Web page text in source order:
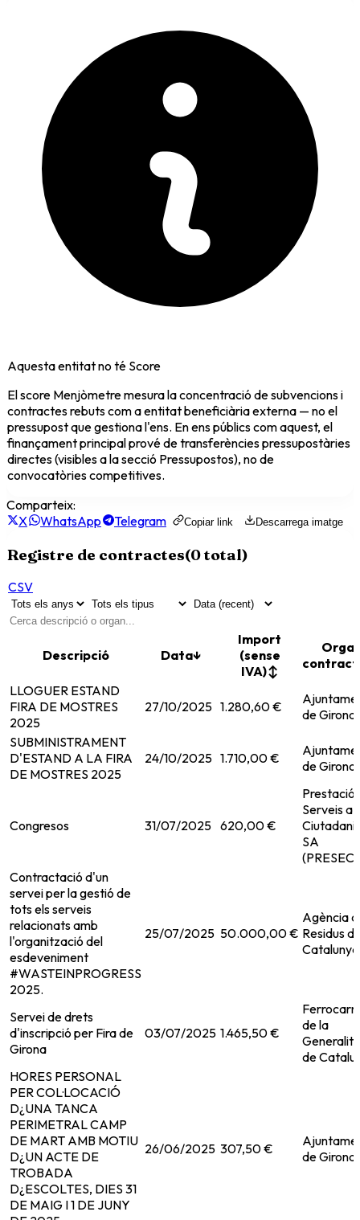
Aquesta entitat no té Score
El score Menjòmetre mesura la concentració de subvencions i
contractes rebuts com a entitat beneficiària externa — no el
pressupost que gestiona l'ens. En ens públics com aquest, el
finançament principal prové de transferències pressupostàries
directes (visibles a la secció Pressupostos), no de
convocatòries competitives.
Comparteix:
X
WhatsApp Telegram Copiar link Descarrega imatge
Registre de contractes(0total)
CSV
Descripció Data↓
Import
(sense
IVA)↕
LLOGUER ESTAND
FIRA DE MOSTRES
2025
27/10/2025 1.280,60 €
de Girona
SUBMINISTRAMENT
D'ESTAND A LA FIRA
DE MOSTRES 2025
24/10/2025 1.710,00 €
de Girona
Congresos 31/07/2025 620,00 €
Prestació
Serveis a
SA
Contractació d'un
servei per la gestió de
tots els serveis
relacionats amb
l'organització del
esdeveniment
#WASTEINPROGRESS
2025.
25/07/2025 50.000,00 €
Agència
Residus
Catalunya
Servei de drets
d'inscripció per Fira de
Girona
03/07/2025 1.465,50 €
de la
de
HORES PERSONAL
PER COL·LOCACIÓ
D¿UNA TANCA
PERIMETRAL CAMP
DE MART AMB MOTIU
D¿UN ACTE DE
TROBADA
D¿ESCOLTES, DIES 31
DE MAIG I 1 DE JUNY
26/06/2025 307,50 €
de Girona